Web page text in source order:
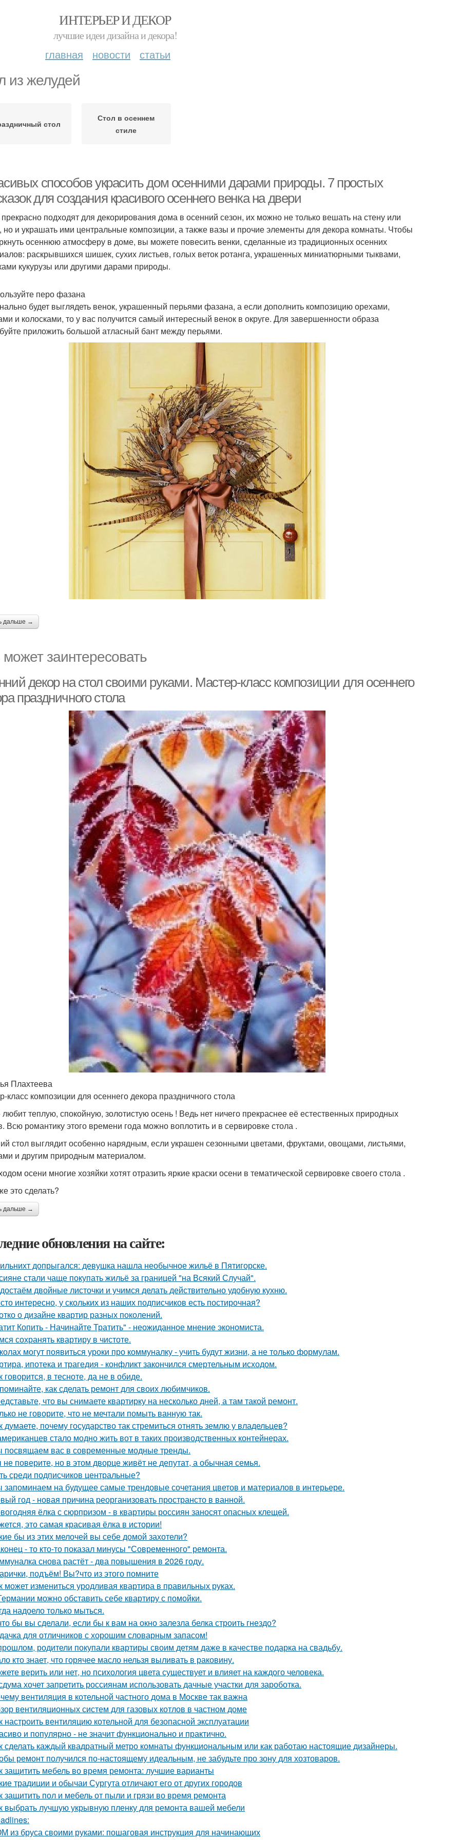
ИНТЕРЬЕР И ДЕКОР
лучшие идеи дизайна и декора!
главная новости статьи
из желудей
стол
Стол в осеннем
стиле
способов украсить дом осенними дарами природы. 7 простых
для создания красивого осеннего венка на двери
подходят для декорирования дома в осенний сезон, их можно не только вешать на стену или
но и украшать ими центральные композиции, а также вазы и прочие элементы для декора комнаты. Чтобы
осеннюю атмосферу в доме, вы можете повесить венки, сделанные из традиционных осенних
раскрывшихся шишек, сухих листьев, голых веток ротанга, украшенных миниатюрными тыквами,
кукурузы или другими дарами природы.
перо фазана
будет выглядеть венок, украшенный перьями фазана, а если дополнить композицию орехами,
и колосками, то у вас получится самый интересный венок в округе. Для завершенности образа
приложить большой атласный бант между перьями.
дальше →
заинтересовать
декор на стол своими руками. Мастер-класс композиции для осеннего
праздничного стола
Плахтеева
класс композиции для осеннего декора праздничного стола
любит теплую, спокойную, золотистую осень ! Ведь нет ничего прекраснее её естественных природных
Всю романтику этого времени года можно воплотить и в сервировке стола .
стол выглядит особенно нарядным, если украшен сезонными цветами, фруктами, овощами, листьями,
и другим природным материалом.
осени многие хозяйки хотят отразить яркие краски осени в тематической сервировке своего стола .
это сделать?
дальше →
обновления на сайте:
допрыгался: девушка нашла необычное жильё в Пятигорске.
стали чаще покупать жильё за границей "на Всякий Случай".
двойные листочки и учимся делать действительно удобную кухню.
интересно, у скольких из наших подписчиков есть постирочная?
о дизайне квартир разных поколений.
Копить - Начинайте Тратить" - неожиданное мнение экономиста.
сохранять квартиру в чистоте.
могут появиться уроки про коммуналку - учить будут жизни, а не только формулам.
ипотека и трагедия - конфликт закончился смертельным исходом.
говорится, в тесноте, да не в обиде.
как сделать ремонт для своих любимчиков.
что вы снимаете квартирку на несколько дней, а там такой ремонт.
не говорите, что не мечтали помыть ванную так.
думаете, почему государство так стремиться отнять землю у владельцев?
стало модно жить вот в таких производственных контейнерах.
вас в современные модные тренды.
поверите, но в этом дворце живёт не депутат, а обычная семья.
среди подписчиков центральные?
на будущее самые трендовые сочетания цветов и материалов в интерьере.
год - новая причина реорганизовать пространсто в ванной.
ёлка с сюрпризом - в квартиры россиян заносят опасных клещей.
это самая красивая ёлка в истории!
бы из этих мелочей вы себе домой захотели?
- то кто-то показал минусы "Современного" ремонта.
снова растёт - два повышения в 2026 году.
подъём! Вы?что из этого помните
может измениться уродливая квартира в правильных руках.
можно обставить себе квартиру с помойки.
надоело только мыться.
бы вы сделали, если бы к вам на окно залезла белка строить гнездо?
для отличников с хорошим словарным запасом!
родители покупали квартиры своим детям даже в качестве подарка на свадьбу.
кто знает, что горячее масло нельзя выливать в раковину.
верить или нет, но психология цвета существует и влияет на каждого человека.
хочет запретить россиянам использовать дачные участки для зароботка.
вентиляция в котельной частного дома в Москве так важна
вентиляционных систем для газовых котлов в частном доме
настроить вентиляцию котельной для безопасной эксплуатации
и популярно - не значит функционально и практично.
сделать каждый квадратный метро комнаты функциональным или как работаю настоящие дизайнеры.
ремонт получился по-настоящему идеальным, не забудьте про зону для хозтоваров.
защитить мебель во время ремонта: лучшие варианты
традиции и обычаи Сургута отличают его от других городов
защитить пол и мебель от пыли и грязи во время ремонта
выбрать лучшую укрывную пленку для ремонта вашей мебели
из бруса своими руками: пошаговая инструкция для начинающих